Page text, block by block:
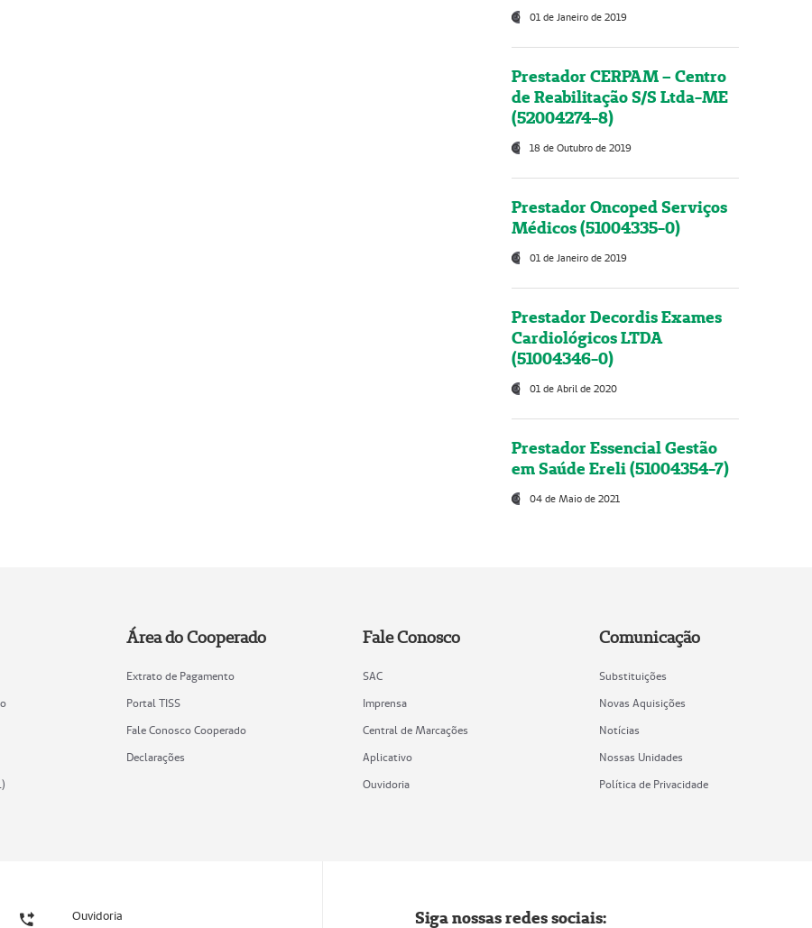
01 de Janeiro de 2019
Prestador CERPAM – Centro
de Reabilitação S/S Ltda-ME
(52004274-8)
18 de Outubro de 2019
Prestador Oncoped Serviços
Médicos (51004335-0)
01 de Janeiro de 2019
Prestador Decordis Exames
Cardiológicos LTDA
(51004346-0)
01 de Abril de 2020
Prestador Essencial Gestão
em Saúde Ereli (51004354-7)
04 de Maio de 2021
Área do Cooperado
Extrato de Pagamento
Portal TISS
Fale Conosco Cooperado
Declarações
Fale Conosco
SAC
Imprensa
Central de Marcações
Aplicativo
Ouvidoria
Comunicação
Substituições
Novas Aquisições
Notícias
Nossas Unidades
Política de Privacidade
Ouvidoria Siga nossas redes sociais: